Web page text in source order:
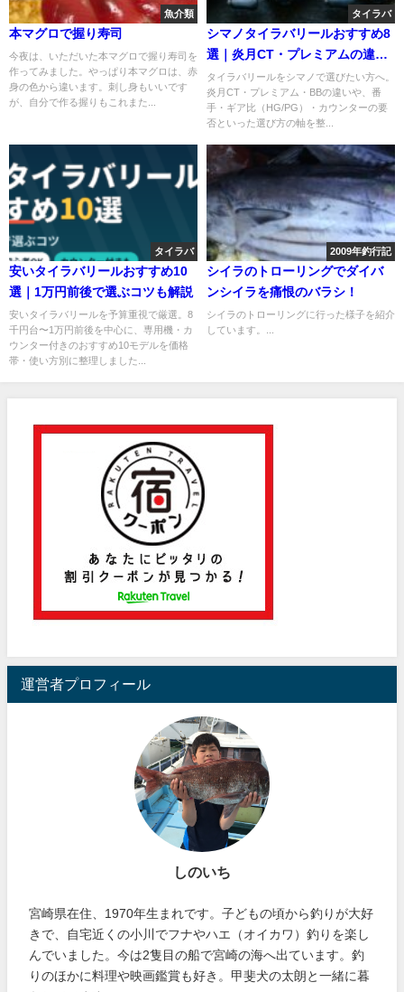
魚介類
本マグロで握り寿司
今夜は、いただいた本マグロで握り寿司を
作ってみました。やっぱり本マグロは、赤
身の色から違います。刺し身もいいです
が、自分で作る握りもこれまた...
タイラバ
シマノタイラバリールおすすめ8
選｜炎月CT・プレミアムの違い
と番手・ギア比の選び方も解説
タイラバリールをシマノで選びたい方へ。
炎月CT・プレミアム・BBの違いや、番
手・ギア比（HG/PG）・カウンターの要
否といった選び方の軸を整...
タイラバ
安いタイラバリールおすすめ10
選｜1万円前後で選ぶコツも解説
安いタイラバリールを予算重視で厳選。8
千円台〜1万円前後を中心に、専用機・カ
ウンター付きのおすすめ10モデルを価格
帯・使い方別に整理しました...
2009年釣行記
シイラのトローリングでダイバ
ンシイラを痛恨のバラシ！
シイラのトローリングに行った様子を紹介
しています。...
運営者プロフィール
しのいち
宮崎県在住、1970年生まれです。子どもの頃から釣りが大好
きで、自宅近くの小川でフナやハエ（オイカワ）釣りを楽し
んでいました。今は2隻目の船で宮崎の海へ出ています。釣
りのほかに料理や映画鑑賞も好き。甲斐犬の太朗と一緒に暮